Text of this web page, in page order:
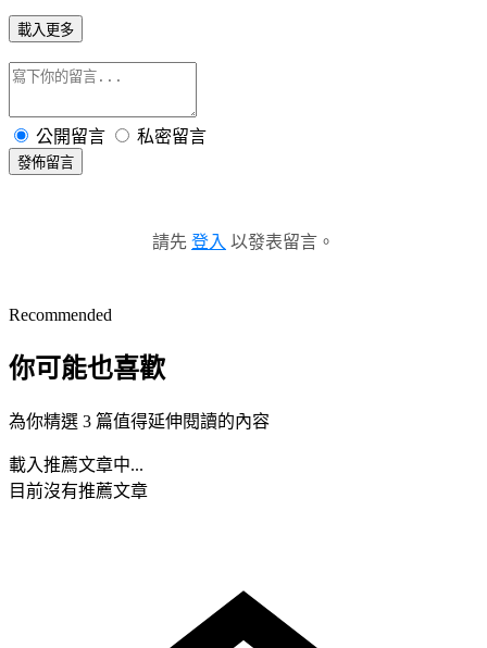
載入更多
公開留言 私密留言
發佈留言
請先 登入 以發表留言。
Recommended
你可能也喜歡
為你精選 3 篇值得延伸閱讀的內容
載入推薦文章中...
目前沒有推薦文章